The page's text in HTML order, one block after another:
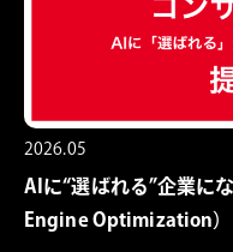
2026.05
AIに“選ばれる”企業に
Engine Optimization